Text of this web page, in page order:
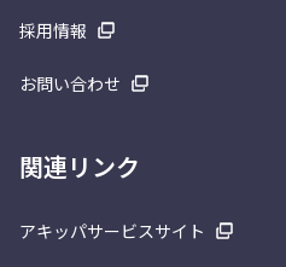
採用情報
お問い合わせ
関連リンク
アキッパサービスサイト